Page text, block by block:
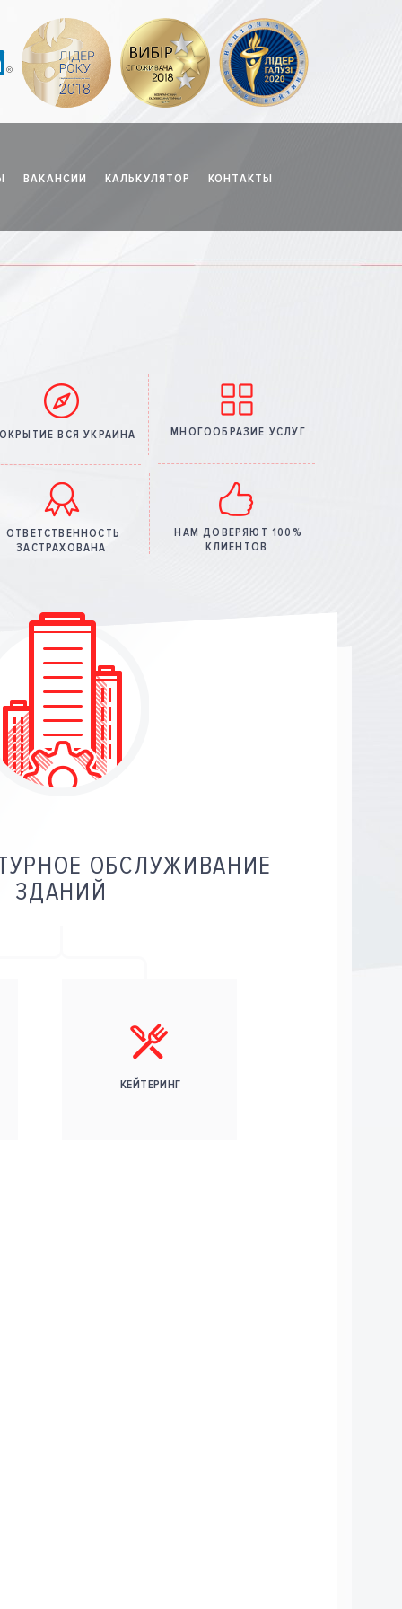
ВАКАНСИИ КАЛЬКУЛЯТОР КОНТАКТЫ
ВСЯ УКРАИНА МНОГООБРАЗИЕ УСЛУГ
ОТВЕТСТВЕННОСТЬ
ЗАСТРАХОВАНА
НАМ ДОВЕРЯЮТ 100%
КЛИЕНТОВ
ОБСЛУЖИВАНИЕ
ЗДАНИЙ
КЕЙТЕРИНГ